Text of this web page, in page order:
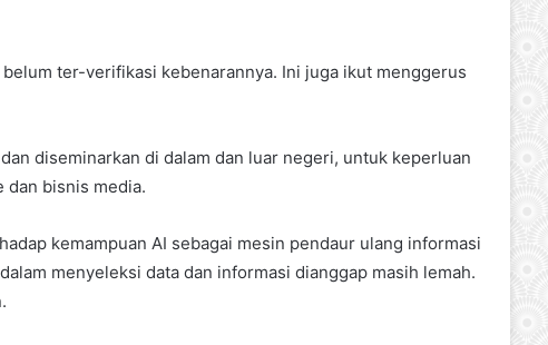
ter-verifikasi kebenarannya. Ini juga ikut menggerus
diseminarkan di dalam dan luar negeri, untuk keperluan
dan bisnis media.
kemampuan AI sebagai mesin pendaur ulang informasi
menyeleksi data dan informasi dianggap masih lemah.